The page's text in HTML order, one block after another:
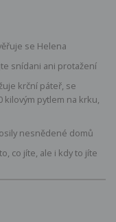
se Helena
snídani ani protažení
krční páteř, se
kilovým pytlem na krku,
nesnědené domů
co jíte, ale i kdy to jíte